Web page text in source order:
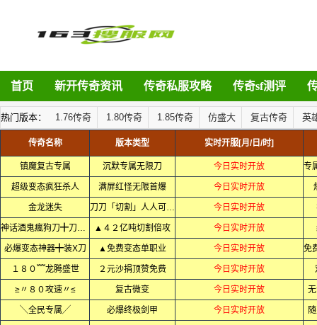
首页 新开传奇资讯 传奇私服攻略 传奇sf测评
热门版本： 1.76传奇 1.80传奇 1.85传奇 仿盛大 复古传奇 英
传奇名称 版本类型 实时开服[月/日/时]
镇魔复古专属 沉默专属无限刀 今日实时开放
超级变态疯狂杀人 满屏红怪无限首爆 今日实时开放
金龙迷失 刀刀「切割」人人可通关 今日实时开放
神话酒鬼瘋狗刀╋刀刀变态 ▲４２亿吨切割倍攻 今日实时开放
必爆变态神器╋装X刀 ▲免费变态单职业 今日实时开放
１８０﹌龙腾盛世 ２元沙捐顶赞免费 今日实时开放
≥〃８０攻速〃≤ 复古微变 今日实时开放
╲全民专属╱ 必爆终极剑甲 今日实时开放